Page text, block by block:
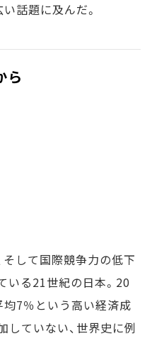
話題に及んだ。
ら
そして国際競争力の低下
いる21世紀の日本。20
7％という高い経済成
していない、世界史に例